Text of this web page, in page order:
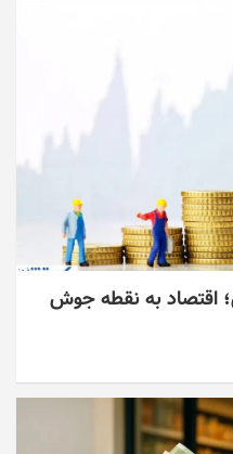
اقتصاد به نقطه جوش